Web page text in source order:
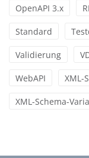
OpenAPI 3.x
Standard
Validierung
WebAPI XML-
XML-Schema-